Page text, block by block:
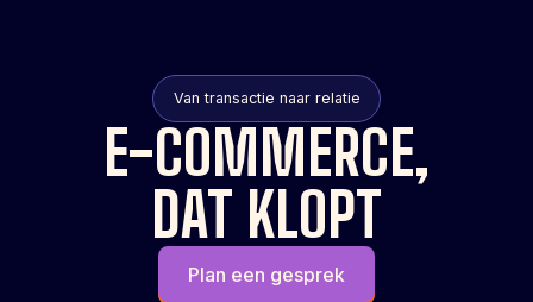
Van transactie naar relatie
E-COMMERCE,
DAT KLOPT
Plan een gesprek